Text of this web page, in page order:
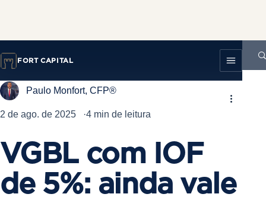
FORT CAPITAL
Post
VGBL com IOF
de 5%: ainda vale
Paulo Monfort, CFP®
2 de ago. de 2025 4 min de leitura